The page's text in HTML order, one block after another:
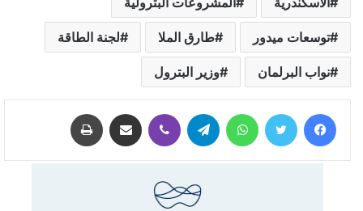
توسعات ميدور طارق الملا لجنة الطاقة
نواب البرلمان وزير البترول
فيسبوك تويتر واتساب تيلقرام ڤايبر مشاركة عبر البريد